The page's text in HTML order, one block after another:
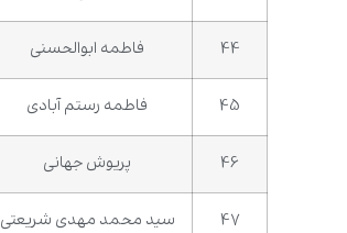
44 فاطمه ابوالحسنی
45 فاطمه رستم آبادی
46 پریوش جهانی
47 سید محمد مهدی شریعتی